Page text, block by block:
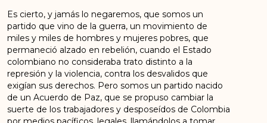
Es cierto, y jamás lo negaremos, que somos un
partido que vino de la guerra, un movimiento de
miles y miles de hombres y mujeres pobres, que
permaneció alzado en rebelión, cuando el Estado
colombiano no consideraba trato distinto a la
represión y la violencia, contra los desvalidos que
exigían sus derechos. Pero somos un partido nacido
de un Acuerdo de Paz, que se propuso cambiar la
suerte de los trabajadores y desposeídos de Colombia